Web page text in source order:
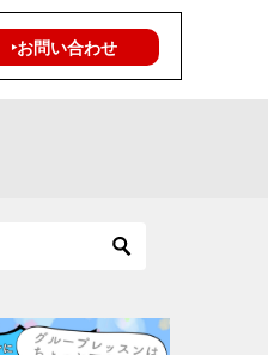
‣お問い合わせ